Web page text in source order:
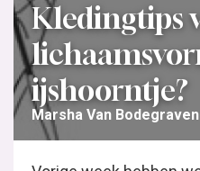
Kledingtips
ijshoorntje?
Marsha Van Bodegraven